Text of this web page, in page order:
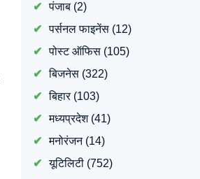
पंजाब(2)
पर्सनल फाइनेंस(12)
पोस्ट ऑफिस(105)
बिजनेस(322)
बिहार(103)
मध्यप्रदेश(41)
मनोरंजन(14)
यूटिलिटी(752)